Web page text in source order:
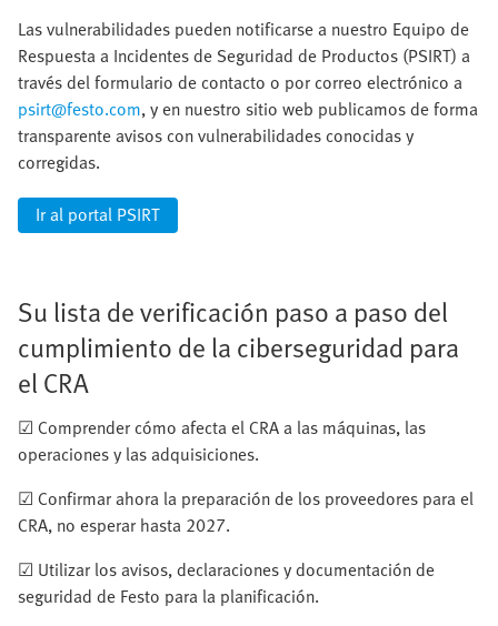
Las vulnerabilidades pueden notificarse a nuestro Equipo de
Respuesta a Incidentes de Seguridad de Productos (PSIRT) a
través del formulario de contacto o por correo electrónico a
psirt@festo.com, y en nuestro sitio web publicamos de forma
transparente avisos con vulnerabilidades conocidas y
corregidas.
Ir al portal PSIRT
Su lista de verificación paso a paso del
cumplimiento de la ciberseguridad para
el CRA
☑ Comprender cómo afecta el CRA a las máquinas, las
operaciones y las adquisiciones.
☑ Confirmar ahora la preparación de los proveedores para el
CRA, no esperar hasta 2027.
☑ Utilizar los avisos, declaraciones y documentación de
seguridad de Festo para la planificación.